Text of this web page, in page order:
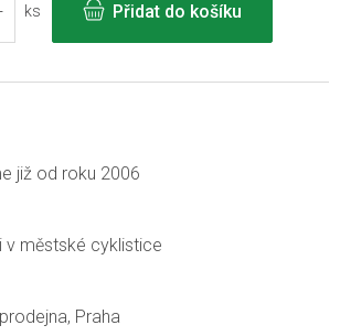
ks
Přidat do košíku
již od roku 2006
v městské cyklistice
Praha